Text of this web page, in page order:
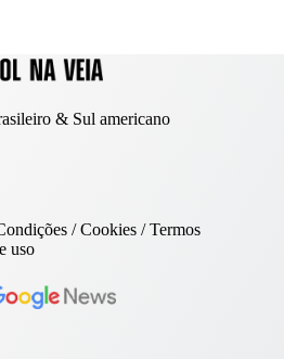
& Sul americano
/Cookies/Termos
uso